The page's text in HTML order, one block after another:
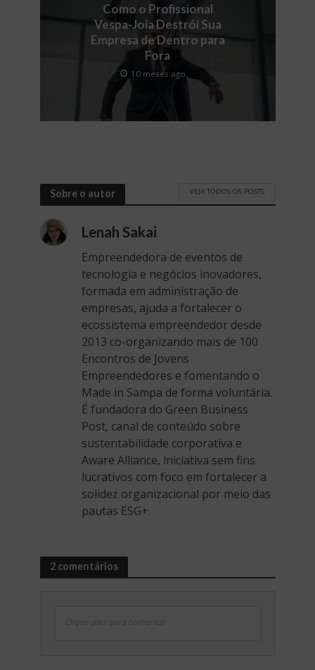
Como o Profissional
Vespa-Joia Destrói Sua
Empresa de Dentro para
Fora
10 meses ago
Sobre o autor VEJA TODOS OS POSTS
Lenah Sakai
Empreendedora de eventos de
tecnologia e negócios inovadores,
formada em administração de
empresas, ajuda a fortalecer o
ecossistema empreendedor desde
2013 co-organizando mais de 100
Encontros de Jovens
Empreendedores e fomentando o
Made in Sampa de forma voluntária.
É fundadora do Green Business
Post, canal de conteúdo sobre
sustentabilidade corporativa e
Aware Alliance, iniciativa sem fins
lucrativos com foco em fortalecer a
solidez organizacional por meio das
pautas ESG+.
2 comentários
Clique aqui para comentar